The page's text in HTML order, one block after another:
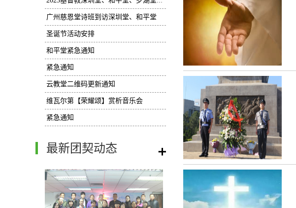
广州慈恩堂诗班到访深圳堂、和平堂
圣诞节活动安排
和平堂紧急通知
紧急通知
云教堂二维码更新通知
维瓦尔第【荣耀颂】赏析音乐会
紧急通知
最新团契动态